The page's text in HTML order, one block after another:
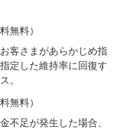
無料）
客さまがあらかじめ指
定した維持率に回復す
。
無料）
不足が発生した場合、